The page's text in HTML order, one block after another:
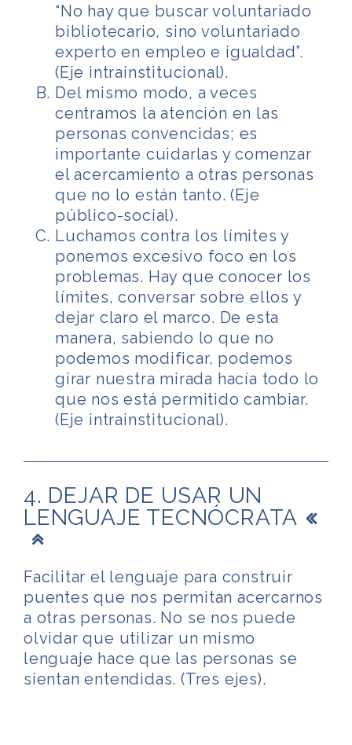
“No hay que buscar voluntariado
bibliotecario, sino voluntariado
experto en empleo e igualdad”.
(Eje intrainstitucional).
Del mismo modo, a veces
centramos la atención en las
personas convencidas; es
importante cuidarlas y comenzar
el acercamiento a otras personas
que no lo están tanto. (Eje
público-social).
Luchamos contra los límites y
ponemos excesivo foco en los
problemas. Hay que conocer los
límites, conversar sobre ellos y
dejar claro el marco. De esta
manera, sabiendo lo que no
podemos modificar, podemos
girar nuestra mirada hacía todo lo
que nos está permitido cambiar.
(Eje intrainstitucional).
4. DEJAR DE USAR UN
LENGUAJE TECNÓCRATA
Facilitar el lenguaje para construir
puentes que nos permitan acercarnos
a otras personas. No se nos puede
olvidar que utilizar un mismo
lenguaje hace que las personas se
sientan entendidas. (Tres ejes).